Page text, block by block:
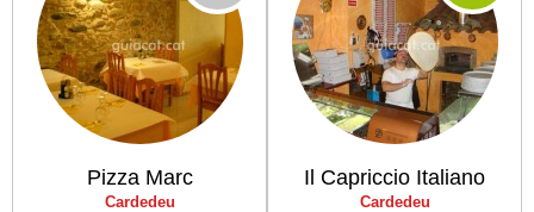
Pizza Marc
Cardedeu
Il Capriccio Italiano
Cardedeu